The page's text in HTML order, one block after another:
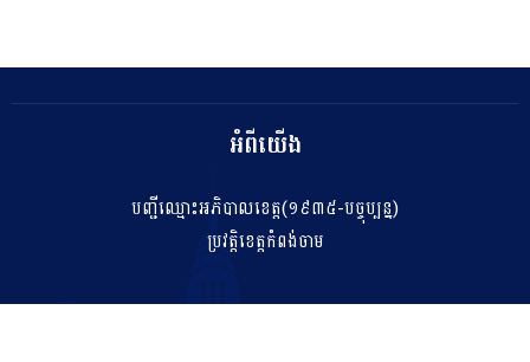
អំពីយើង
បញ្ជីឈ្មោះអភិបាលខេត្ត(១៩៣៥-បច្ចុប្បន្ន)
ប្រវត្តិខេត្តកំពង់ចាម